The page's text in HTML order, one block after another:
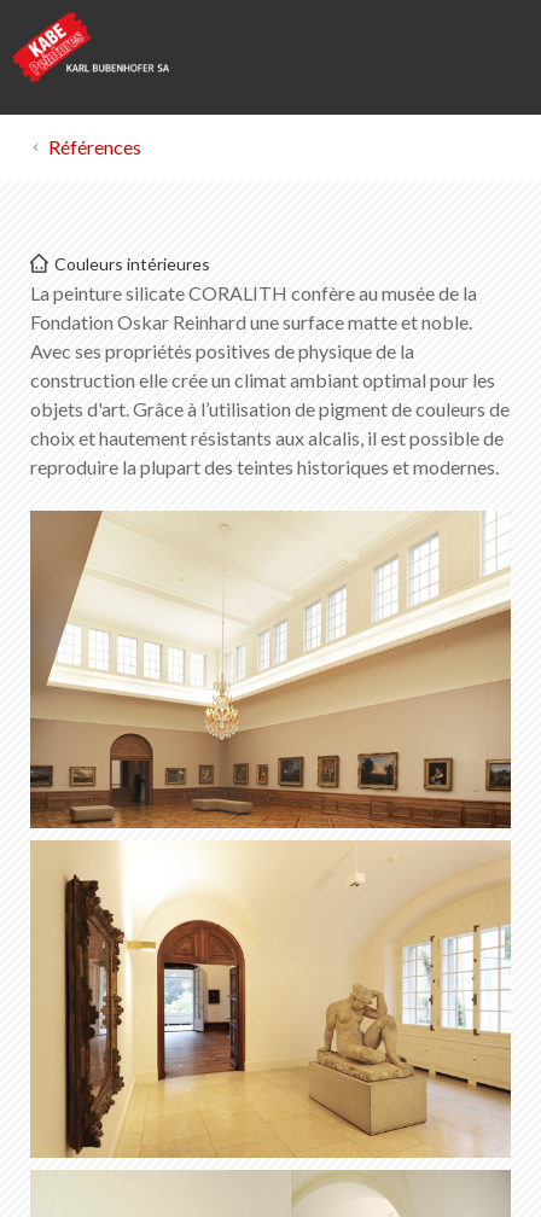
Musée Oskar Reinhart „am Römerholz“ à
Winterthur
0
Portrait de KABE Peintures
Téléchargements
DE IT
Références
Couleurs intérieures
La peinture silicate CORALITH confère au musée de la
Fondation Oskar Reinhard une surface matte et noble.
Avec ses propriétés positives de physique de la
construction elle crée un climat ambiant optimal pour les
objets d'art. Grâce à l’utilisation de pigment de couleurs de
choix et hautement résistants aux alcalis, il est possible de
reproduire la plupart des teintes historiques et modernes.